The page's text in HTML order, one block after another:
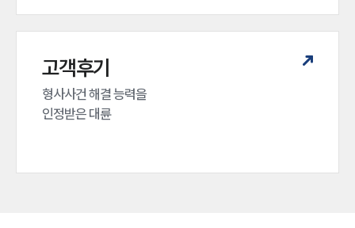
고객후기
형사사건 해결 능력을
인정받은 대륜